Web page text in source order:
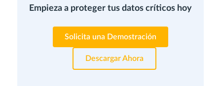
Empieza a proteger tus datos críticos hoy
Solicita una Demostración
Descargar Ahora